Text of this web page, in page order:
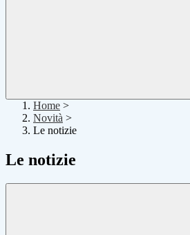
Home >
Novità >
Le notizie
Le notizie